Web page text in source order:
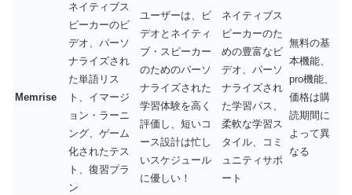
Memrise
ネイティブス
ピーカーのビ
デオ、パーソ
ナライズされ
た単語リス
ト、イマージ
ョン・ラーニ
ング、ゲーム
化されたテス
ト、復習プラ
ン
ユーザーは、ビ
デオとネイティ
ブ・スピーカー
のためのパーソ
ナライズされた
学習体験を高く
評価し、短いコ
ース設計は忙し
いスケジュール
に優しい！
ネイティブス
ピーカーのた
めの豊富なビ
デオ、パーソ
ナライズされ
た学習パス、
柔軟な学習ス
タイル、コミ
ュニティサポ
ート
無料の基
本機能、
pro機能、
価格は購
読期間に
よって異
なる